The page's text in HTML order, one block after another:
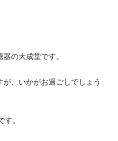
の大成堂です。
、いかがお過ごしでしょう
す。